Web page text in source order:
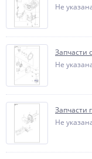
Не
Запчасти
Не
Запчасти
Не